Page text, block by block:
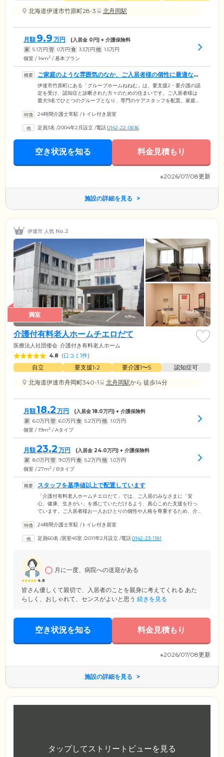
北海道伊達市竹原町28-3
北舟岡駅
月額 9.9 万円 (入居金 0円) + 介護保険料
家 5.1万円 管 0万円 食 3.3万円 他 1.5万円
個室 / 14m2 / 基本プラン
ご家庭のような雰囲気のなか、ご入居者様の個性に最適なケ
アをお届けします
伊達市竹原町にある「グループホームねねむ」は、要支援2・要介護の認
定を受け、認知症と診断された方々のための住まいです。ご入居者様は
最大9名でひとつのグループとなり、専門のケアスタッフを配置。家庭的
をつうじて、ご入居者様それぞれの個性や「できること」をしっかりと
る家事のお手伝いをしていただいています。暮らしのなかでご自身の役
割をこなしながら、身体機能を活用していくことにより脳を活性化。認
24時間介護士常駐 /トイレ付き居室
定員3名 /2004年2月設立 /電話0142-22-0616
空き状況を知る 料金見積もり
※2026/07/08更新
施設の詳細を見る
伊達市 人気 No.2
満室
介護付有料老人ホームチエロだて
医療法人社団倭会 介護付き有料老人ホーム
4.8 (口コミ1件)
自立 要支援1•2 要介護1〜5
認知症可
北海道伊達市舟岡町340-1
北舟岡駅から 徒歩14分
月額18.2 万円 (入居金18.0万円) + 介護保険料
家 6.0万円 管 6.0万円 食 5.2万円 他 1.0万円
個室 / 19m2 / Aタイプ
月額23.2 万円 (入居金 24.0万円) + 介護保険料
家 8.0万円 管 9.0万円 食 5.2万円 他 1.0万円
個室 / 27m2 / Bタイプ
スタッフを基準値以上で配置しています
「介護付有料老人ホームチエロだて」では、ご入居のみなさまに「安
心、健康、生きがい」を感じていただけるよう、真心こめた支援を行っ
ています。ご入居者様お一人おひとりの個性や人格を尊重するため、介
立した生活をサポートしています。また、介護スタッフは24時間常勤体
境をおつくりしています。
24時間介護士常駐 /トイレ付き居室
定員60名 /居室45室 /2011年2月設立 /電話0142-23-1181
4.8
月に一度、病院への送迎がある
皆さん優しくて親切で、入居者のことを親身に考えてくれる あた
らしく、おしゃれて、センスがよいと思う 続きを見る
空き状況を知る 料金見積もり
※2026/07/08更新
施設の詳細を見る